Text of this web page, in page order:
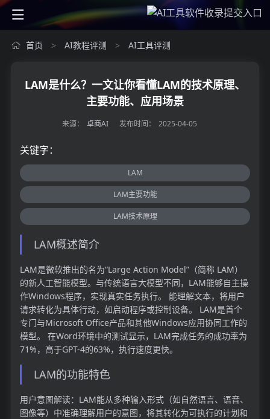
首页 > AI教程评测 > AI工具评测
LAM是什么？一文让你看懂LAM的技术原理、
主要功能、应用场景
来源： 卓商AI 发布时间： 2025-04-05
关键字：
LAM
LAM主要功能
LAM技术原理
LAM概述简介
LAM是微软推出的名为“Large Action Model”（简称 LAM）
的新人工智能模型。与传统语言大模型不同，LAM能够自主操
作Windows程序，实现真实任务执行。 能理解文本，将用户
请求转化为具体行动，如启动程序或控制设备。 LAM是首个
专门与Microsoft Office产品和其他Windows应用协同工作的
模型。 在Word环境中的测试显示，LAM完成任务的成功率为
71%，高于GPT-4的63%，执行速度更快。
LAM的功能特色
用户意图解读：LAM能从多种输入形式（如自然语言、语音、
图像等）中准确理解用户的意图，将其转化为可执行的计划和